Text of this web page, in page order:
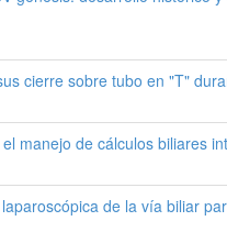
cierre sobre tubo en "T"
manejo de cálculos biliares
de la vía biliar